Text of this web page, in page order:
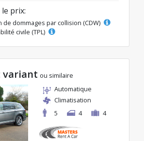
prix:
de dommages par collision (CDW)
civile (TPL)
variant ou similaire
Automatique
Climatisation
5
4 4